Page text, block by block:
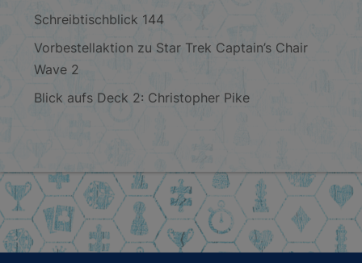
Schreibtischblick 144
Vorbestellaktion zu Star Trek Captain’s Chair
Wave 2
Blick aufs Deck 2: Christopher Pike